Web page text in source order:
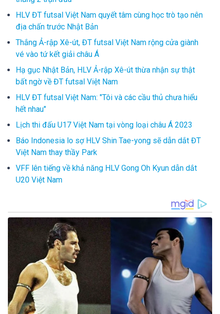
HLV ĐT futsal Việt Nam quyết tâm cùng học trò tạo nên
địa chấn trước Nhật Bản
Thắng Ả-rập Xê-út, ĐT futsal Việt Nam rộng cửa giành
vé vào tứ kết giải châu Á
Hạ gục Nhật Bản, HLV Ả-rập Xê-út thừa nhận sự thật
bất ngờ về ĐT futsal Việt Nam
HLV ĐT futsal Việt Nam: "Tôi và các cầu thủ chưa hiểu
hết nhau"
Lịch thi đấu U17 Việt Nam tại vòng loại châu Á 2023
Báo Indonesia lo sợ HLV Shin Tae-yong sẽ dẫn dắt ĐT
Việt Nam thay thầy Park
VFF lên tiếng về khả năng HLV Gong Oh Kyun dẫn dắt
U20 Việt Nam